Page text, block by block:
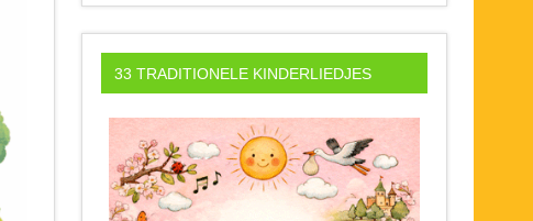
33 TRADITIONELE KINDERLIEDJES